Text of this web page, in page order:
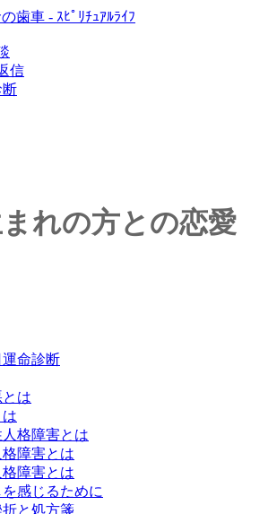
歯車 - ｽﾋﾟﾘﾁｭｱﾙﾗｲﾌ
信
断
れの方との恋愛
命診断
は
格障害とは
障害とは
障害とは
感じるために
と処方箋